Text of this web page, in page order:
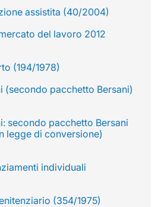
assistita (40/2004)
del lavoro 2012
(194/1978)
(secondo pacchetto Bersani)
secondo pacchetto Bersani
legge di conversione)
individuali
(354/1975)